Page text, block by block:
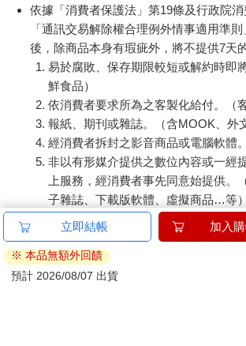
依據「消費者保護法」第19條及行政院
「通訊交易解除權合理例外情事適用準
後，除商品本身有瑕疵外，將不提供7天
易於腐敗、保存期限較短或解約時即
鮮食品）
依消費者要求所為之客製化給付。（
報紙、期刊或雜誌。（含MOOK、外
經消費者拆封之影音商品或電腦軟體。
非以有形媒介提供之數位內容或一經
上服務，經消費者事先同意始提供。
子雜誌、下載版軟體、虛擬商品…等）
已拆封之個人衛生用品。（如：內衣
刀…等）
若非上列種類商品，均享有到貨7天的猶
日）。
立即結帳 加入
※ 本品無額外回饋
預計 2026/08/07 出貨